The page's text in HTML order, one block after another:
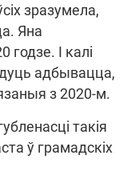
зразумела,
Яна
годзе. І калі
адбывацца,
з 2020-м.
такія
ў грамадскіх